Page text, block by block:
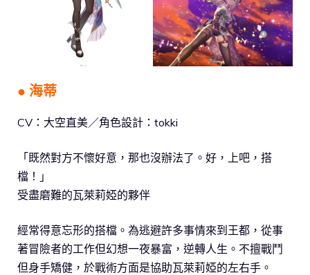
● 海蒂
CV：大空直美／角色設計：tokki
「既然對方不懷好意，那也沒辦法了。好，上吧，搭
檔！」
受盡磨難的瓦萊莉婭的夥伴
經常得意忘形的搭檔。為逃避許多事情來到王都，從事
著冒險者的工作但幻想一夜暴富，逆轉人生。不擅戰鬥
但身手矯健，於戰術方面是協助瓦萊莉婭的左右手。